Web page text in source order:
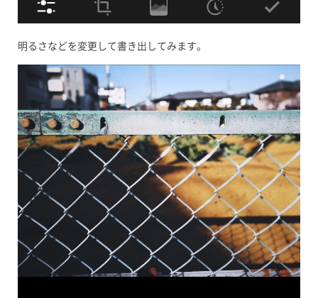
明るさなどを変更して書き出してみます。